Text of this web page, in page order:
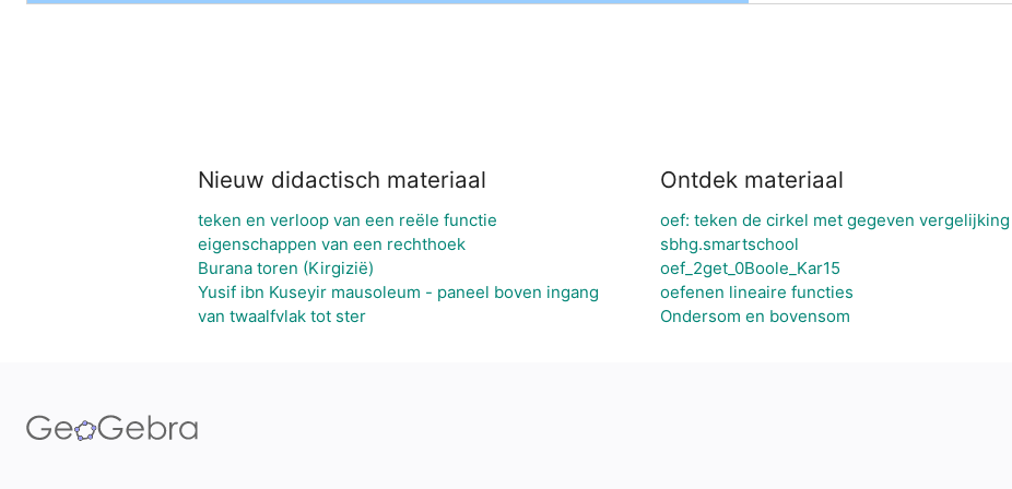
Nieuw didactisch materiaal
teken en verloop van een reële functie
eigenschappen van een rechthoek
Burana toren (Kirgizië)
Yusif ibn Kuseyir mausoleum - paneel boven ingang
van twaalfvlak tot ster
Ontdek materiaal
oef: teken de cirkel met gegeven vergelijking
sbhg.smartschool
oef_2get_0Boole_Kar15
oefenen lineaire functies
Ondersom en bovensom